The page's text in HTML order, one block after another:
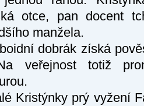
otce, pan docent
manžela.
dobrák získá
veřejnost totiž
Kristýnky prý vyžení